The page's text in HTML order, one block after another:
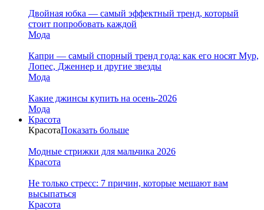
Двойная юбка — самый эффектный тренд, который
стоит попробовать каждой
Мода
Капри — самый спорный тренд года: как его носят Мур,
Лопес, Дженнер и другие звезды
Мода
Какие джинсы купить на осень-2026
Мода
Красота
КрасотаПоказать больше
Модные стрижки для мальчика 2026
Красота
Не только стресс: 7 причин, которые мешают вам
высыпаться
Красота